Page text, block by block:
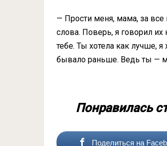
— Прости меня, мама, за
слова. Поверь, я говорил их
тебе. Ты хотела как лучше,
бывало раньше. Ведь ты —
Понравилась
Поделиться на